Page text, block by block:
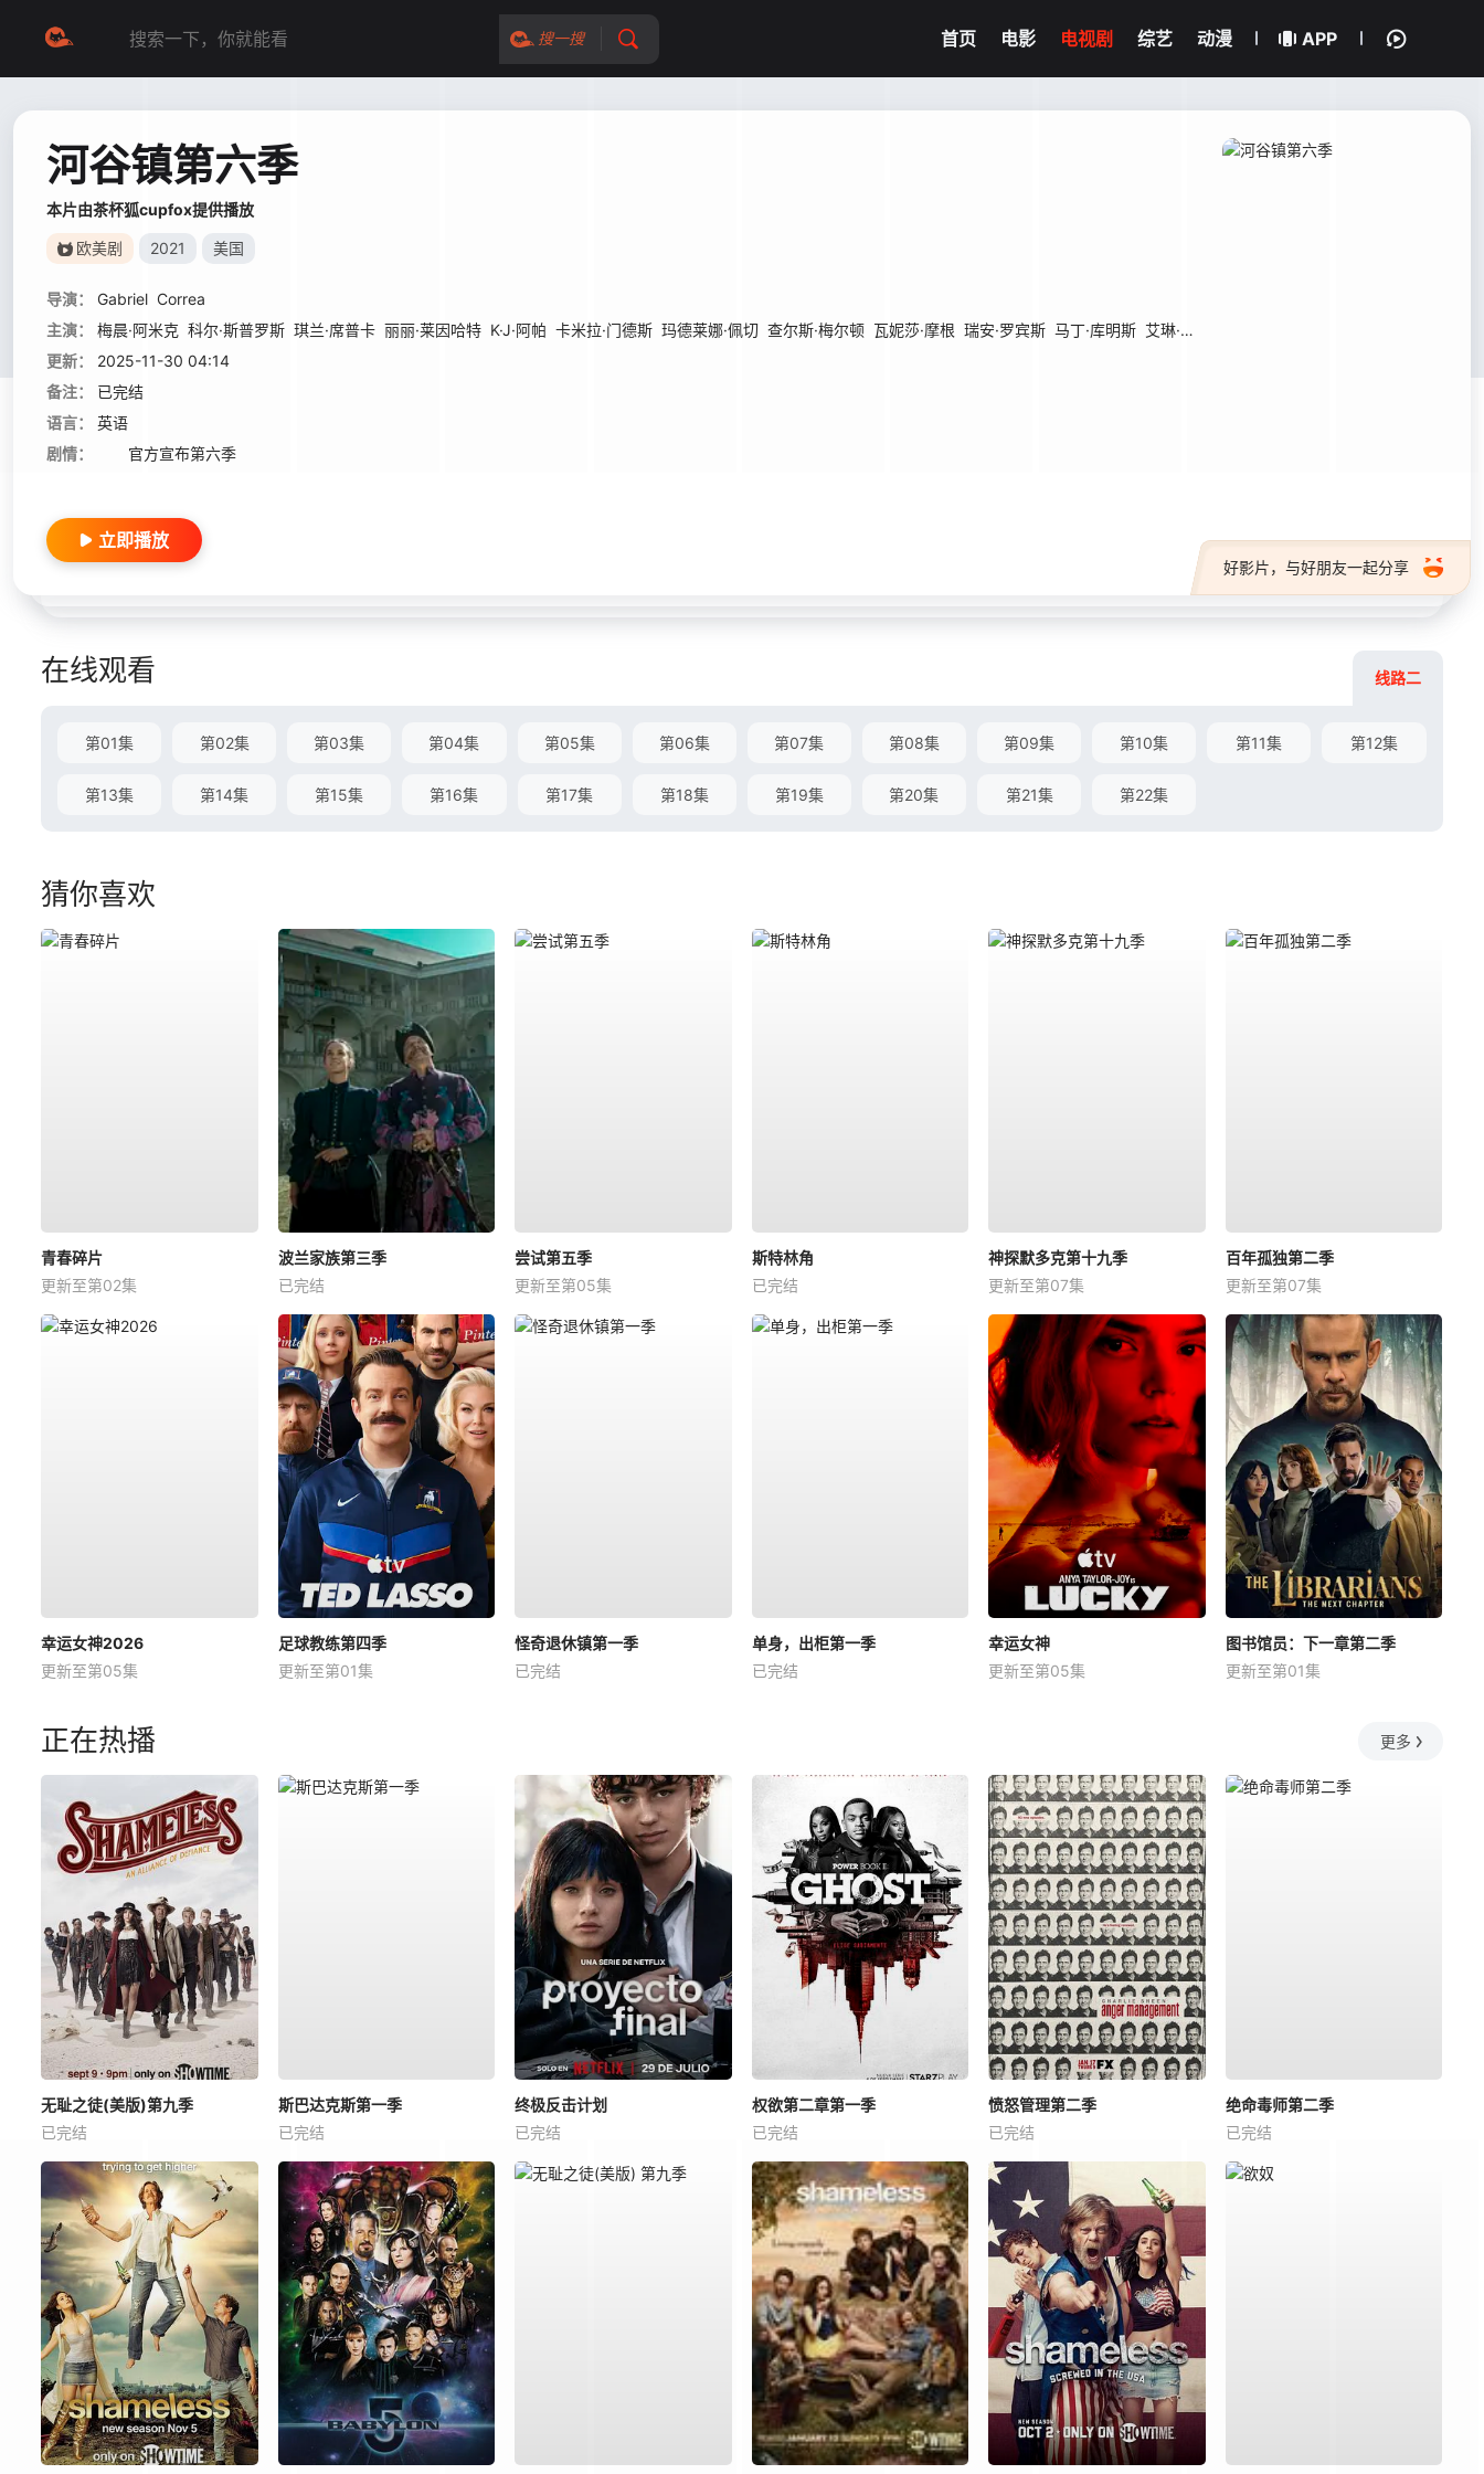
搜一搜 首页 电影 电视剧 综艺 动漫 APP
河谷镇第六季
本片由茶杯狐cupfox提供播放
欧美剧 2021 美国
导演： Gabriel Correa
主演：
梅晨·阿米克 科尔·斯普罗斯 琪兰·席普卡 丽丽·莱因哈特 K·J·阿帕 卡米拉·门德斯 玛德莱娜·佩切 查尔斯·梅尔顿 瓦妮莎·摩根 瑞安·罗宾斯 马丁·库明斯 艾琳·威斯布魯克
更新：
2025-11-30 04:14
备注：
已完结
语言：
英语
剧情：
官方宣布第六季
好影片，与好朋友一起分享
立即播放
在线观看 线路二
第01集 第02集 第03集 第04集 第05集 第06集 第07集 第08集 第09集 第10集 第11集 第12集
第13集 第14集 第15集 第16集 第17集 第18集 第19集 第20集 第21集 第22集
猜你喜欢
青春碎片
更新至第02集
波兰家族第三季
已完结
尝试第五季
更新至第05集
斯特林角
已完结
神探默多克第十九季
更新至第07集
百年孤独第二季
更新至第07集
幸运女神2026
更新至第05集
足球教练第四季
更新至第01集
怪奇退休镇第一季
已完结
单身，出柜第一季
已完结
幸运女神
更新至第05集
图书馆员：下一章第二季
更新至第01集
正在热播 更多
无耻之徒(美版)第九季
已完结
斯巴达克斯第一季
已完结
终极反击计划
已完结
权欲第二章第一季
已完结
愤怒管理第二季
已完结
绝命毒师第二季
已完结